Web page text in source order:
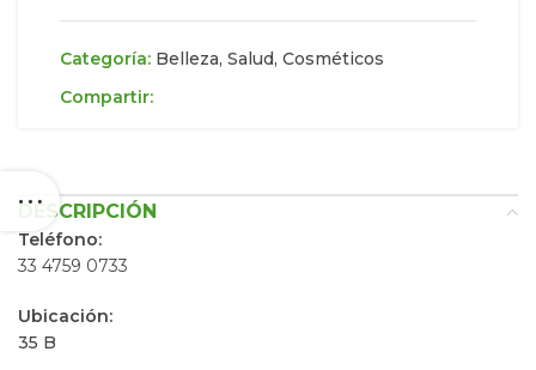
Categoría: Belleza, Salud, Cosméticos
Compartir:
DESCRIPCIÓN
Teléfono:
33 4759 0733
Ubicación:
35 B